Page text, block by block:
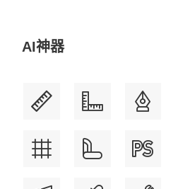
AI神器